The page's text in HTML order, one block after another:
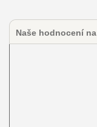
Naše hodnocení na